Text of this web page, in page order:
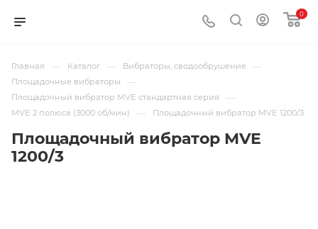
0
Главная — Каталог — Вибраторы, сводообрушение —
Площадочные вибраторы —
Площадочный вибратор MVE стандартная серия —
MVE 2 полюса (3000 об/мин) — Площадочный вибратор MVE 1200/3
Площадочный вибратор MVE
1200/3